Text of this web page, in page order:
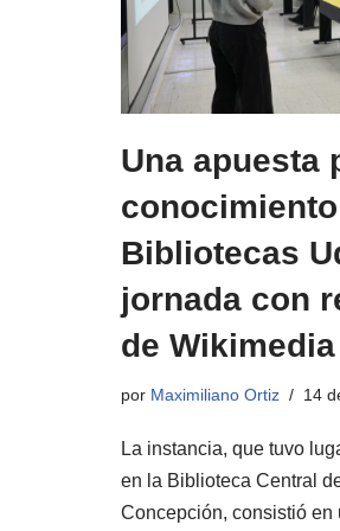
Una apuesta
Bibliotecas
jornada con
de
por Maximiliano Ortiz 14
La instancia, que tuvo
en la Biblioteca Central
Concepción, consistió